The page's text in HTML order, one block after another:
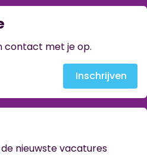
contact met je op.
Inschrijven
nieuwste vacatures